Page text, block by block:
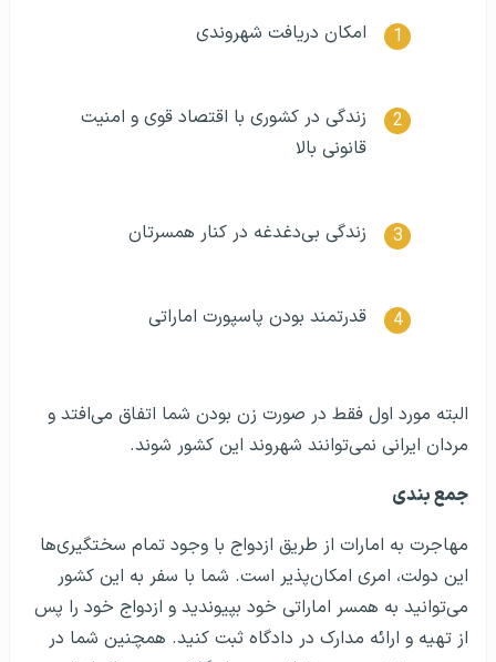
امکان دریافت شهروندی
زندگی در کشوری با اقتصاد قوی و امنیت
قانونی بالا
زندگی بی‌دغدغه در کنار همسرتان
قدرتمند بودن پاسپورت اماراتی
البته مورد اول فقط در صورت زن بودن شما اتفاق می‌افتد و
مردان ایرانی نمی‌توانند شهروند این کشور شوند.
جمع بندی
مهاجرت به امارات از طریق ازدواج با وجود تمام سختگیری‌ها
این دولت، امری امکان‌پذیر است. شما با سفر به این کشور
می‌توانید به همسر اماراتی خود بپیوندید و ازدواج خود را پس
از تهیه و ارائه مدارک در دادگاه ثبت کنید. همچنین شما در